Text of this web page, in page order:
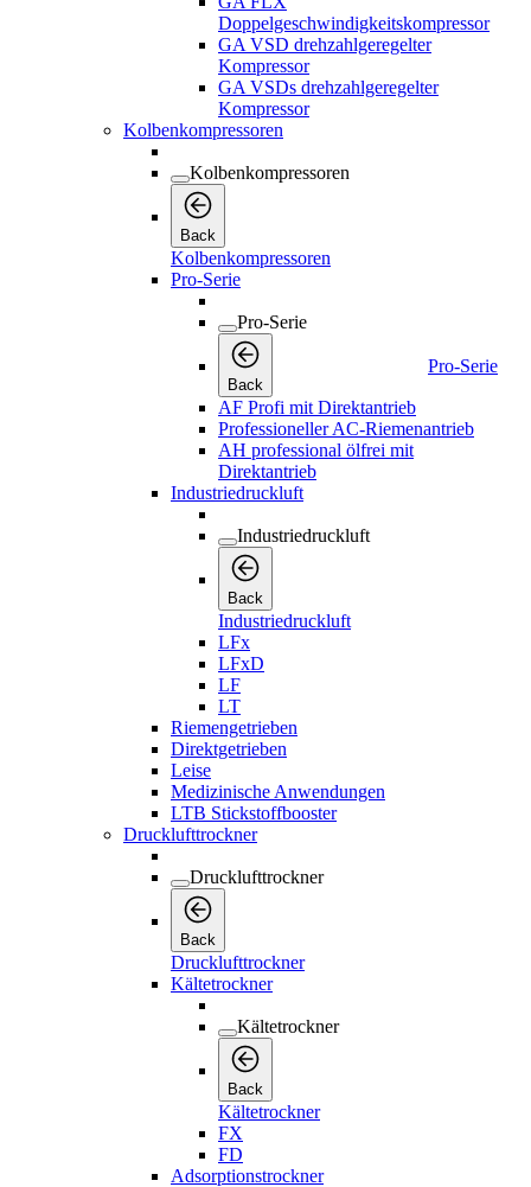
Doppelgeschwindigkeitskompressor
GA VSD drehzahlgeregelter
Kompressor
GA VSDs drehzahlgeregelter
Kompressor
Kolbenkompressoren
Kolbenkompressoren
Back
Kolbenkompressoren
Pro-Serie
Pro-Serie
Back
Pro-Serie
AF Profi mit Direktantrieb
Professioneller AC-Riemenantrieb
AH professional ölfrei mit
Direktantrieb
Industriedruckluft
Industriedruckluft
Back
Industriedruckluft
LFx
LFxD
LF
LT
Riemengetrieben
Direktgetrieben
Leise
Medizinische Anwendungen
LTB Stickstoffbooster
Drucklufttrockner
Drucklufttrockner
Back
Drucklufttrockner
Kältetrockner
Kältetrockner
Back
Kältetrockner
FX
FD
Adsorptionstrockner